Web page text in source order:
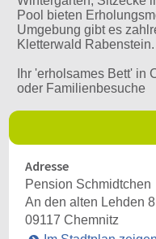
Pool bieten
Umgebung gibt es
Kletterwald Rabenstein.
Ihr 'erholsames Bett' in
oder Familienbesuche
Adresse
Pension Schmidtchen
An den alten Lehden 8
09117 Chemnitz